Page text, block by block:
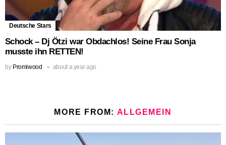
Deutsche Stars
Schock – Dj Ötzi war Obdachlos! Seine Frau Sonja
musste ihn RETTEN!
by Promiwood about a year ago
MORE FROM: ALLGEMEIN